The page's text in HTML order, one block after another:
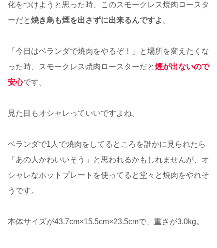
化をつけようと思った時、このスモークレス焼肉ロースタ
ーだと焼き鳥も煙を出さずに出来るんですよ 。
「今日はベランダで焼肉をやるぞ！」と場所を変えたくな
った時、スモークレス焼肉ロースターだと煙が出ないので
安心です。
見た目もオシャレっていいですよね。
ベランダで1人で焼肉をしてるところを誰かに見られたら
「あの人かわいいそう」と思われるかもしれませんが、オ
シャレなホットプレートを使ってると堂々と焼肉をやれそ
うです。
本体サイズが43.7cm×15.5cm×23.5cmで、重さが3.0kg。